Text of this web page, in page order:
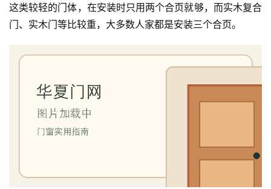
首
这类较轻的门体，在安装时只用两个合页就够，而实木复合
门、实木门等比较重，大多数人家都是安装三个合页。